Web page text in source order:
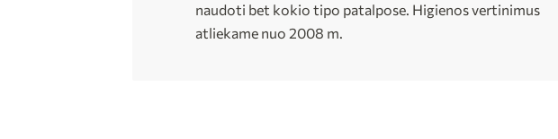
naudoti bet kokio tipo patalpose. Higienos vertinimus
atliekame nuo 2008 m.